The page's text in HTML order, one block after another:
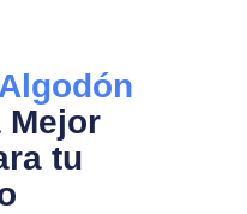
Mejor
tu